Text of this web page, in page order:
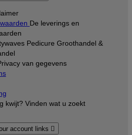
De leverings en
Pedicure Groothandel &
van gegevens
kwijt? Vinden wat u zoekt
account links 